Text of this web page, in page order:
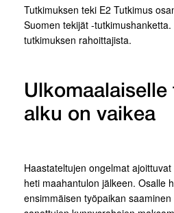
Tutkimuksen teki E2 Tutkimus
Suomen tekijät -
tutkimuksen rahoittajista.
Ulkomaalaiselle
alku on vaikea
Haastateltujen ongelmat
heti maahantulon jälkeen. Osalle
ensimmäisen työpaikan saaminen